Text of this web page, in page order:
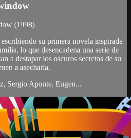
(1998)
su primera novela inspirada
lo que desencadena una serie de
a destapar los oscuros secretos de su
a asecharla.
Sergio Aponte, Eugen...